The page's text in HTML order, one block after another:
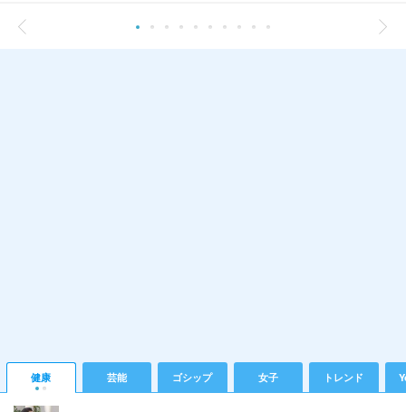
健康 芸能 ゴシップ 女子 トレンド